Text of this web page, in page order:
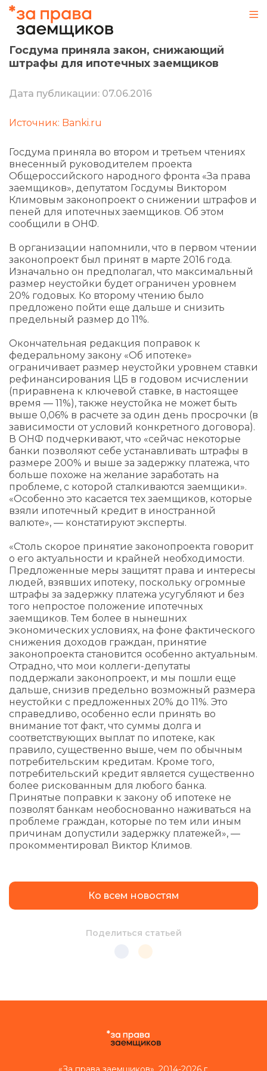
Госдума приняла закон, снижающий
штрафы для ипотечных заемщиков
Дата публикации: 07.06.2016
Источник: Banki.ru
Госдума приняла во втором и третьем чтениях
внесенный руководителем проекта
Общероссийского народного фронта «За права
заемщиков», депутатом Госдумы Виктором
Климовым законопроект о снижении штрафов и
пеней для ипотечных заемщиков. Об этом
сообщили в ОНФ.
В организации напомнили, что в первом чтении
законопроект был принят в марте 2016 года.
Изначально он предполагал, что максимальный
размер неустойки будет ограничен уровнем
20% годовых. Ко второму чтению было
предложено пойти еще дальше и снизить
предельный размер до 11%.
Окончательная редакция поправок к
федеральному закону «Об ипотеке»
ограничивает размер неустойки уровнем ставки
рефинансирования ЦБ в годовом исчислении
(приравнена к ключевой ставке, в настоящее
время — 11%), также неустойка не может быть
выше 0,06% в расчете за один день просрочки (в
зависимости от условий конкретного договора).
В ОНФ подчеркивают, что «сейчас некоторые
банки позволяют себе устанавливать штрафы в
размере 200% и выше за задержку платежа, что
больше похоже на желание заработать на
проблеме, с которой сталкиваются заемщики».
«Особенно это касается тех заемщиков, которые
взяли ипотечный кредит в иностранной
валюте», — констатируют эксперты.
«Столь скорое принятие законопроекта говорит
о его актуальности и крайней необходимости.
Предложенные меры защитят права и интересы
людей, взявших ипотеку, поскольку огромные
штрафы за задержку платежа усугубляют и без
того непростое положение ипотечных
заемщиков. Тем более в нынешних
экономических условиях, на фоне фактического
снижения доходов граждан, принятие
законопроекта становится особенно актуальным.
Отрадно, что мои коллеги-депутаты
поддержали законопроект, и мы пошли еще
дальше, снизив предельно возможный размера
неустойки с предложенных 20% до 11%. Это
справедливо, особенно если принять во
внимание тот факт, что суммы долга и
соответствующих выплат по ипотеке, как
правило, существенно выше, чем по обычным
потребительским кредитам. Кроме того,
потребительский кредит является существенно
более рискованным для любого банка.
Принятые поправки к закону об ипотеке не
позволят банкам необоснованно наживаться на
проблеме граждан, которые по тем или иным
причинам допустили задержку платежей», —
прокомментировал Виктор Климов.
Ко всем новостям
Поделиться статьей